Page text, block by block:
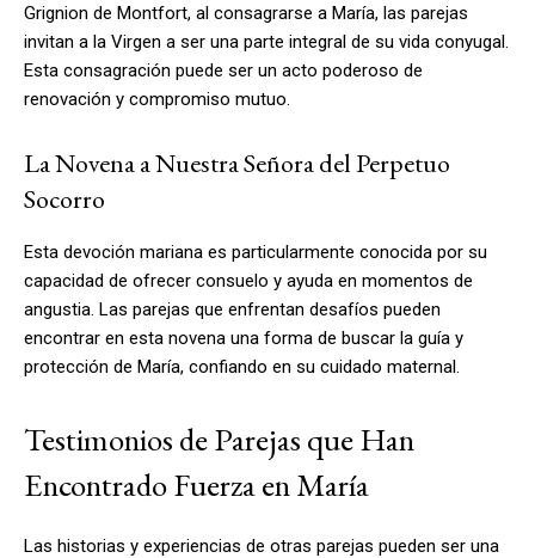
Grignion de Montfort, al consagrarse a María, las parejas
invitan a la Virgen a ser una parte integral de su vida conyugal.
Esta consagración puede ser un acto poderoso de
renovación y compromiso mutuo.
La Novena a Nuestra Señora del Perpetuo
Socorro
Esta devoción mariana es particularmente conocida por su
capacidad de ofrecer consuelo y ayuda en momentos de
angustia. Las parejas que enfrentan desafíos pueden
encontrar en esta novena una forma de buscar la guía y
protección de María, confiando en su cuidado maternal.
Testimonios de Parejas que Han
Encontrado Fuerza en María
Las historias y experiencias de otras parejas pueden ser una